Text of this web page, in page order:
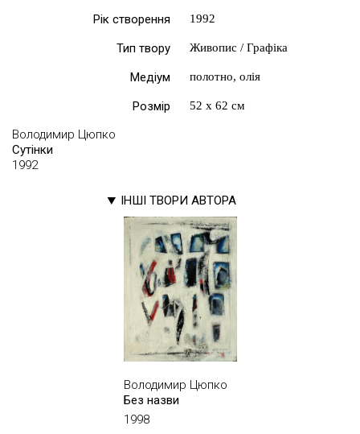
Володимир Цюпко
Сутінки
1992
ІНШІ ТВОРИ АВТОРА
Володимир Цюпко
Без назви
1998
Рік створення 1992
Тип твору Живопис / Графіка
Медіум полотно, олія
Розмір 52 х 62 см